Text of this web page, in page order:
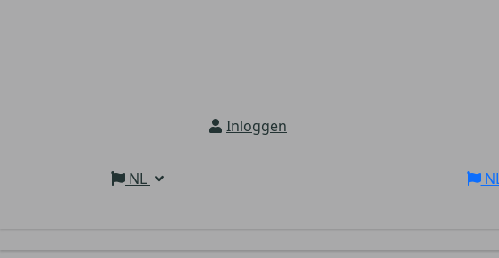
Inloggen
NL